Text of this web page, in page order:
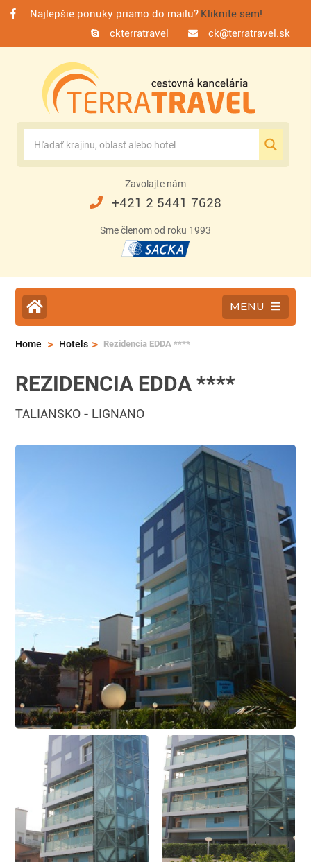
Najlepšie ponuky priamo do mailu? Kliknite sem!
ckterratravel
ck@terratravel.sk
Zavolajte nám
+421 2 5441 7628
Sme členom od roku 1993
MENU
Home > Hotels > Rezidencia EDDA ****
REZIDENCIA EDDA ****
TALIANSKO - LIGNANO